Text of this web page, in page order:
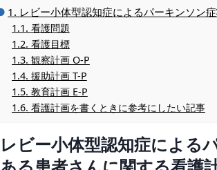
レビー小体型認知症によるパーキンソン
看護問題
看護目標
観察計画 O-P
援助計画 T-P
教育計画 E-P
看護計画を書くときに参考にしたい記事
レビー小体型認知症による